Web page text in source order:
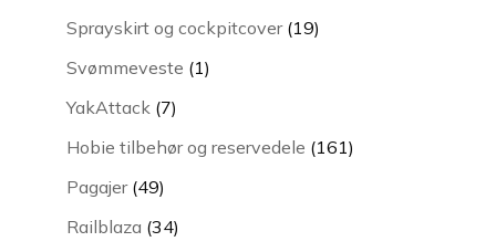
vare
Sprayskirt og cockpitcover 1919
Svømmeveste 11
YakAttack 77
Hobie tilbehør og reservedele 161161
Pagajer 4949
varer
Railblaza 3434